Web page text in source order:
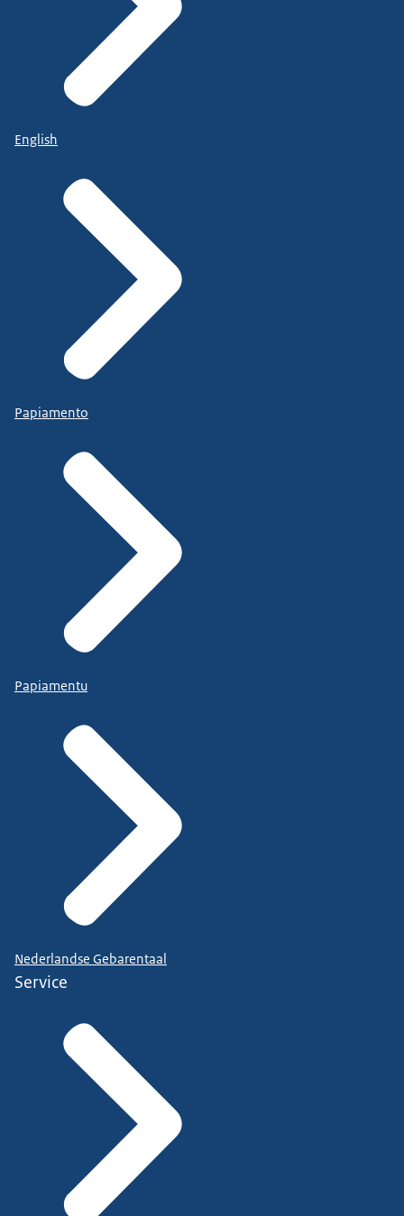
English
Papiamento
Papiamentu
Nederlandse Gebarentaal
Service